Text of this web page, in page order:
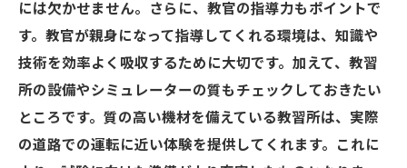
には欠かせません。さらに、教官の指導力もポイントで
す。教官が親身になって指導してくれる環境は、知識や
技術を効率よく吸収するために大切です。加えて、教習
所の設備やシミュレーターの質もチェックしておきたい
ところです。質の高い機材を備えている教習所は、実際
の道路での運転に近い体験を提供してくれます。これに